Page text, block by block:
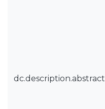
dc.description.abstract